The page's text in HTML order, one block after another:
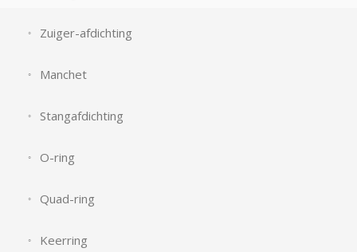
Zuiger-afdichting
Manchet
Stangafdichting
O-ring
Quad-ring
Keerring